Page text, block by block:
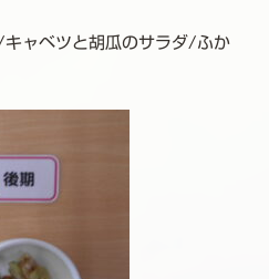
ャベツと胡瓜のサラダ/ふか